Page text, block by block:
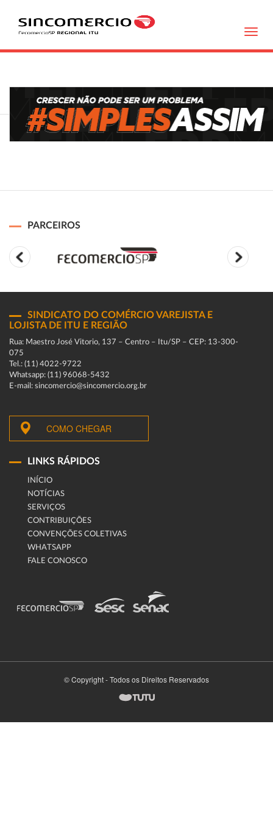
PARCEIROS
SINDICATO DO COMÉRCIO VAREJISTA E
LOJISTA DE ITU E REGIÃO
Rua: Maestro José Vitorio, 137 – Centro – Itu/SP – CEP: 13-300-
075
Tel.: (11) 4022-9722
Whatsapp: (11) 96068-5432
E-mail: sincomercio@sincomercio.org.br
COMO CHEGAR
LINKS RÁPIDOS
INÍCIO
NOTÍCIAS
SERVIÇOS
CONTRIBUIÇÕES
CONVENÇÕES COLETIVAS
WHATSAPP
FALE CONOSCO
© Copyright - Todos os Direitos Reservados